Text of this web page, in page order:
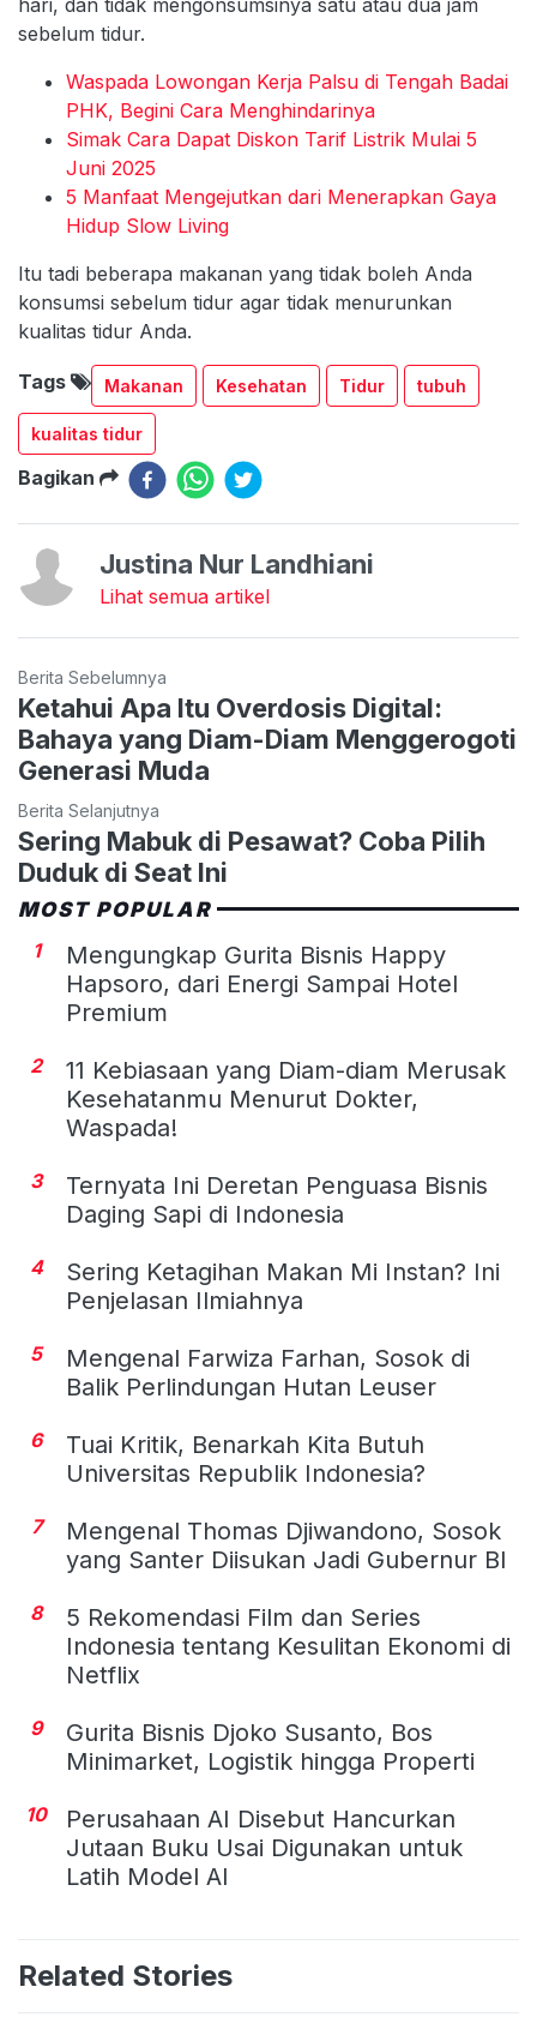
sebelum tidur.
Waspada Lowongan Kerja Palsu di Tengah Badai
PHK, Begini Cara Menghindarinya
Simak Cara Dapat Diskon Tarif Listrik Mulai 5
Juni 2025
5 Manfaat Mengejutkan dari Menerapkan Gaya
Hidup Slow Living
Itu tadi beberapa makanan yang tidak boleh Anda
konsumsi sebelum tidur agar tidak menurunkan
kualitas tidur Anda.
Tags Makanan Kesehatan Tidur tubuh
kualitas tidur
Bagikan
Justina Nur Landhiani
Lihat semua artikel
Berita Sebelumnya
Ketahui Apa Itu Overdosis Digital:
Bahaya yang Diam-Diam Menggerogoti
Generasi Muda
Berita Selanjutnya
Sering Mabuk di Pesawat? Coba Pilih
Duduk di Seat Ini
MOST POPULAR
1
Mengungkap Gurita Bisnis Happy
Hapsoro, dari Energi Sampai Hotel
Premium
2
11 Kebiasaan yang Diam-diam Merusak
Kesehatanmu Menurut Dokter,
Waspada!
3
Ternyata Ini Deretan Penguasa Bisnis
Daging Sapi di Indonesia
4
Sering Ketagihan Makan Mi Instan? Ini
Penjelasan Ilmiahnya
5
Mengenal Farwiza Farhan, Sosok di
Balik Perlindungan Hutan Leuser
6
Tuai Kritik, Benarkah Kita Butuh
Universitas Republik Indonesia?
7
Mengenal Thomas Djiwandono, Sosok
yang Santer Diisukan Jadi Gubernur BI
8
5 Rekomendasi Film dan Series
Indonesia tentang Kesulitan Ekonomi di
Netflix
9
Gurita Bisnis Djoko Susanto, Bos
Minimarket, Logistik hingga Properti
10
Perusahaan AI Disebut Hancurkan
Jutaan Buku Usai Digunakan untuk
Latih Model AI
Related Stories